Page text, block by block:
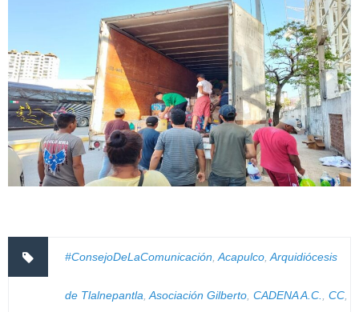
#ConsejoDeLaComunicación,Acapulco,Arquidiócesis
de Tlalnepantla,Asociación Gilberto, CADENA A.C., CC,